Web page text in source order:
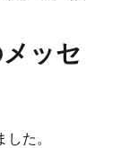
ッセ
た。